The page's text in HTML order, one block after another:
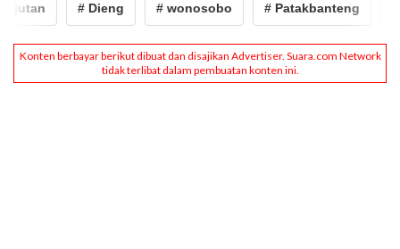
# Dieng # wonosobo # Patakbanteng